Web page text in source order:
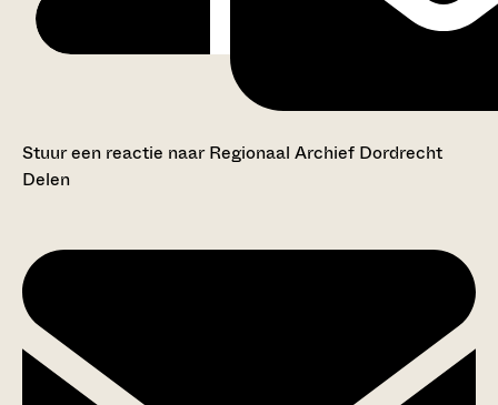
Stuur een reactie naar Regionaal Archief Dordrecht
Delen